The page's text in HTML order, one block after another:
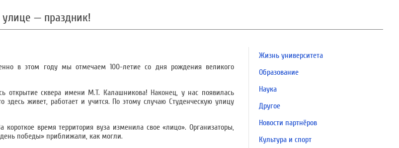
— праздник!
в этом году мы отмечаем 100-летие со дня рождения великого
открытие сквера имени М.Т. Калашникова! Наконец, у нас появилась
здесь живет, работает и учится. По этому случаю Студенческую улицу
время территория вуза изменила свое «лицо». Организаторы,
победы» приближали, как могли.
Жизнь университета
Образование
Наука
Другое
Новости партнёров
Культура и спорт